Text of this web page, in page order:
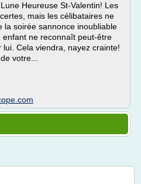
Heureuse St-Valentin! Les
mais les célibataires ne
la soirée sannonce inoubliable
enfant ne reconnaît peut-être
Cela viendra, nayez crainte!
votre...